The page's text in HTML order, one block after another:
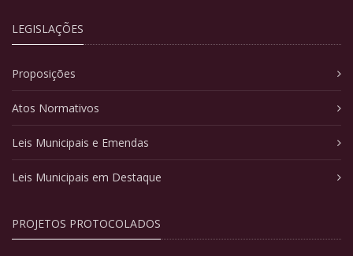
LEGISLAÇÕES
Proposições
Atos Normativos
Leis Municipais e Emendas
Leis Municipais em Destaque
PROJETOS PROTOCOLADOS